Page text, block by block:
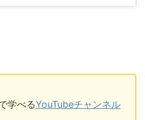
学べるYouTubeチャンネル